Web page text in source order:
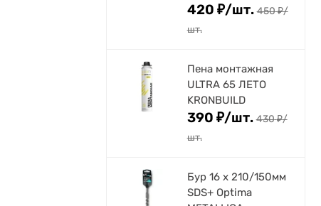
420 ₽/шт. 450₽/
шт.
Пена монтажная
ULTRA 65 ЛЕТО
KRONBUILD
390 ₽/шт. 430₽/
шт.
Бур 16 х 210/150мм
SDS+ Optima